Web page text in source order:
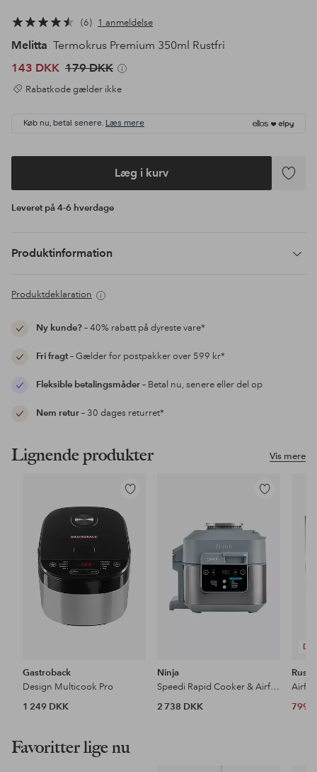
6 1 anmeldelse
Melitta Termokrus Premium 350ml Rustfri
143 DKK 179 DKK
Rabatkode gælder ikke
Køb nu, betal senere. Læs mere
Læg i kurv
Tilføj
Leveret på 4-6 hverdage
Produktinformation
Produktdeklaration
Ny kunde?– 40% rabatt på dyreste vare*
Fri fragt– Gælder for postpakker over 599 kr*
Fleksible betalingsmåder– Betal nu, senere eller del op
Nem retur– 30 dages returret*
Vis mere
Lignende produkter
Tilføj
favoritter
Gastroback
Design Multicook Pro
1 249 DKK
Tilføj
Ninja
Speedi Rapid Cooker & Airfryer 1760W
2 738 DKK
799
Favoritter lige nu